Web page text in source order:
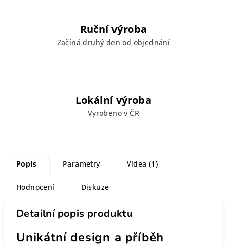
Ruční výroba
Začíná druhý den od objednání
Lokální výroba
Vyrobeno v ČR
Popis Parametry Videa (1)
Hodnocení Diskuze
Detailní popis produktu
Unikátní design a příběh